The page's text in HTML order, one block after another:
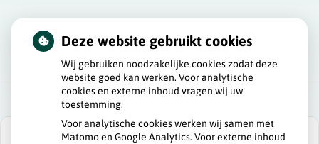
Deze website gebruikt cookies
Wij gebruiken noodzakelijke cookies zodat deze
website goed kan werken. Voor analytische
cookies en externe inhoud vragen wij uw
toestemming.
Voor analytische cookies werken wij samen met
Matomo en Google Analytics. Voor externe inhoud